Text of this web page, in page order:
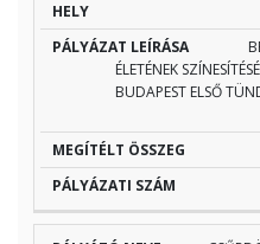
ÉLETÉNEK
BUDAPEST ELSŐ